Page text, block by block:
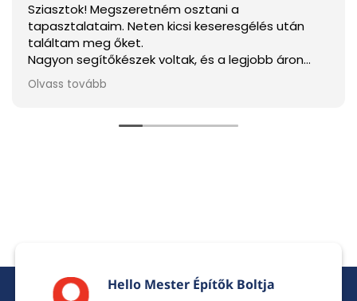
Sziasztok! Megszeretném osztani a
tapasztalataim. Neten kicsi keseresgélés után
találtam meg őket.
Nagyon segítőkészek voltak, és a legjobb áron
tudtam megvenni mindent.
Ha elakarjátok kerülni a csalódást a legjobb
Olvass tovább
Hello Mester Építők Boltja